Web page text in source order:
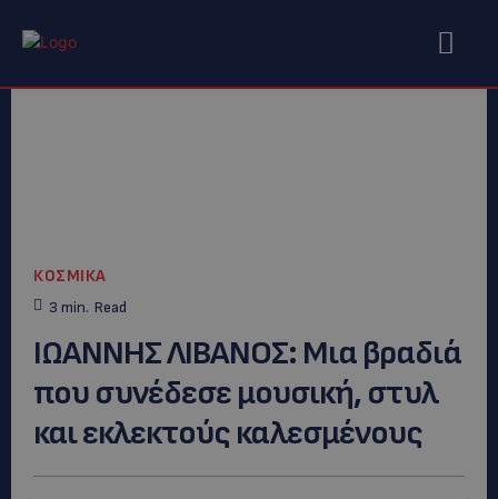
ΚΟΣΜΙΚΑ
3 min. Read
ΙΩΑΝΝΗΣ ΛΙΒΑΝΟΣ: Μια βραδιά
που συνέδεσε μουσική, στυλ
και εκλεκτούς καλεσμένους